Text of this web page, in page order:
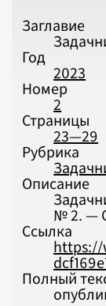
Заглавие
Год
2023
Номер
2
Страницы
23—29
Рубрика
Описание
№ 2. —
Ссылка
https://
Полный